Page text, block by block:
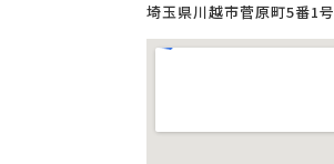
埼玉県川越市菅原町5番1号